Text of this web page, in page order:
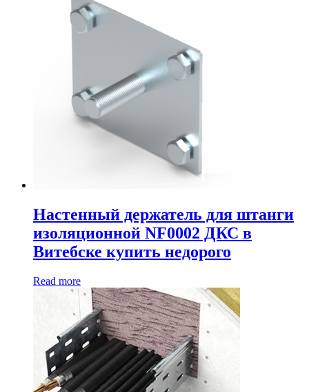
Настенный держатель для штанги
изоляционной NF0002 ДКС в
Витебске купить недорого
Read more